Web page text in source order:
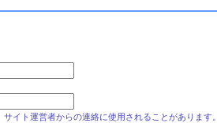
イト運営者からの連絡に使用されることがあります。